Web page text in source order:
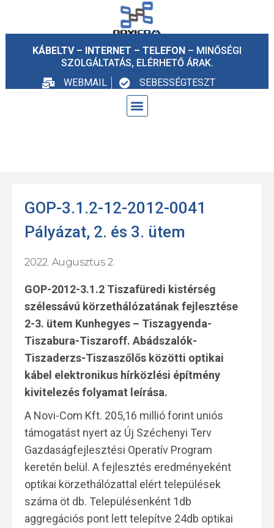
KÁBELTV – INTERNET – TELEFON – MINŐSÉGI
SZOLGÁLTATÁS, ELÉRHETŐ ÁRAK.
WEBMAIL
SEBESSÉGTESZT
GOP-3.1.2-12-2012-0041
Pályázat, 2. és 3. ütem
2022. Augusztus 2.
GOP-2012-3.1.2 Tiszafüredi kistérség
szélessávú körzethálózatának fejlesztése
2-3. ütem Kunhegyes – Tiszagyenda-
Tiszabura-Tiszaroff. Abádszalók-
Tiszaderzs-Tiszaszőlős közötti optikai
kábel elektronikus hírközlési építmény
kivitelezés folyamat leírása.
A Novi-Com Kft. 205,16 millió forint uniós
támogatást nyert az Új Széchenyi Terv
Gazdaságfejlesztési Operatív Program
keretén belül. A fejlesztés eredményeként
optikai körzethálózattal elért települések
száma öt db. Településenként 1db
aggregációs pont lett telepítve 24db optikai